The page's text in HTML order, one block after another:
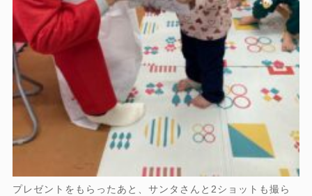
プレゼントをもらったあと、サンタさんと2ショットも撮ら